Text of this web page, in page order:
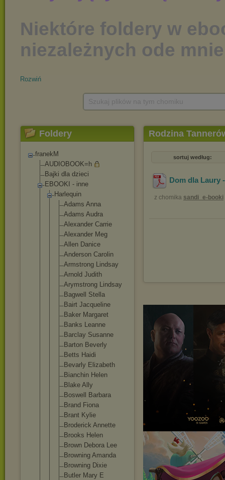
Rozwiń
Foldery
franekM
AUDIOBOOK=h
Bajki dla dzieci
EBOOKI - inne
Harlequin
Adams Anna
Adams Audra
Alexander Carrie
Alexander Meg
Allen Danice
Anderson Carolin
Armstrong Lindsay
Arnold Judith
Arymstrong Lindsay
Bagwell Stella
Bairt Jacqueline
Baker Margaret
Banks Leanne
Barclay Susanne
Barton Beverly
Betts Haidi
Bevarly Elizabeth
Bianchin Helen
Blake Ally
Boswell Barbara
Brand Fiona
Brant Kylie
Broderick Annette
Brooks Helen
Brown Debora Lee
Browning Amanda
Browning Dixie
Butler Mary E
Rodzina
sortuj według:
Dom dla Laury
z chomika sandi_e-booki